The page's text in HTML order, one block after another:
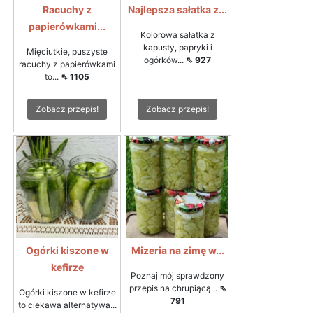
Racuchy z
papierówkami...
Mięciutkie, puszyste
racuchy z papierówkami
to... ⇖ 1105
Zobacz przepis!
Najlepsza sałatka z...
Kolorowa sałatka z
kapusty, papryki i
ogórków... ⇖ 927
Zobacz przepis!
Ogórki kiszone w
kefirze
Ogórki kiszone w kefirze
to ciekawa alternatywa...
Mizeria na zimę w...
Poznaj mój sprawdzony
przepis na chrupiącą... ⇖
791